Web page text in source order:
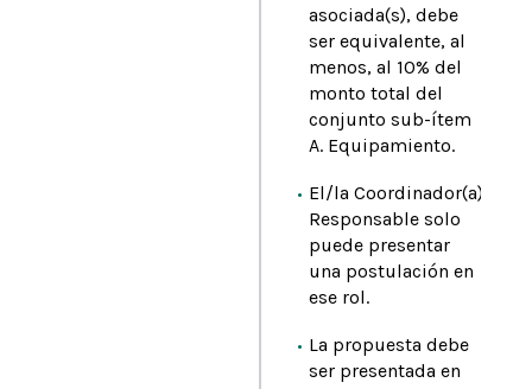
asociada(s), debe
ser equivalente, al
menos, al 10% del
monto total del
conjunto sub-ítem
A. Equipamiento.
El/la Coordinador(a)
Responsable solo
puede presentar
una postulación en
ese rol.
La propuesta debe
ser presentada en